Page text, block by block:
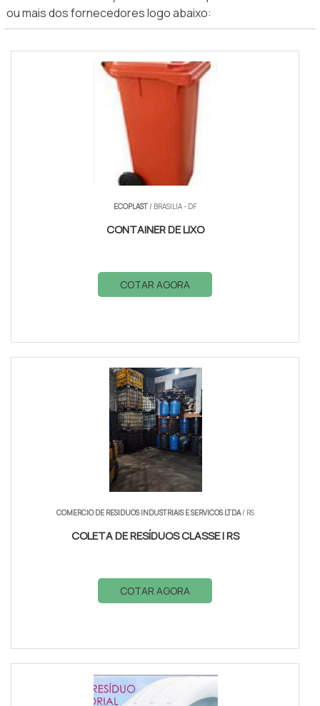
ou mais dos fornecedores logo abaixo:
ECOPLAST / BRASILIA - DF
CONTAINER DE LIXO
COTAR AGORA
COMERCIO DE RESIDUOS INDUSTRIAIS E SERVICOS LTDA/ RS
COLETA DE RESÍDUOS CLASSE I RS
COTAR AGORA